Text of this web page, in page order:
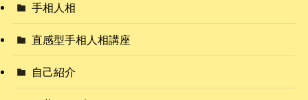
手相人相
直感型手相人相講座
自己紹介